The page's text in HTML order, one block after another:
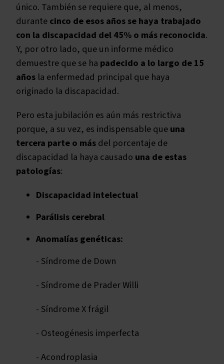
único. También se requiere que, al menos,
durantecinco de esos años se haya trabajado
con la discapacidad del 45% o más reconocida.
Y, por otro lado, que un informe médico
demuestre que se ha padecido a lo largo de 15
años la enfermedad principal que haya
originado la discapacidad.
Pero esta jubilación es aún más restrictiva
porque, a su vez, es indispensable queuna
tercera parte o másdel porcentaje de
discapacidad la haya causado una de estas
patologías:
Discapacidad intelectual
Parálisis cerebral
Anomalías genéticas:
- Síndrome de Down
- Síndrome de Prader Willi
- Síndrome X frágil
- Osteogénesis imperfecta
- Acondroplasia